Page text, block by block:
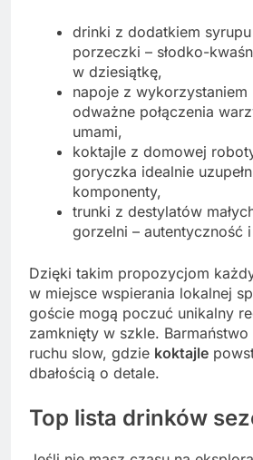
drinki z dodatkiem
porzeczki – słodko-
w dziesiątkę,
napoje z wykorzystaniem
odważne połączenia
umami,
koktajle z domowej
goryczka idealnie
komponenty,
trunki z destylatów
gorzelni – autentyczność
Dzięki takim propozycjom
w miejsce wspierania lokalnej
goście mogą poczuć unikalny
zamknięty w szkle.
ruchu slow, gdzie koktajle
dbałością o detale.
Top lista drinków